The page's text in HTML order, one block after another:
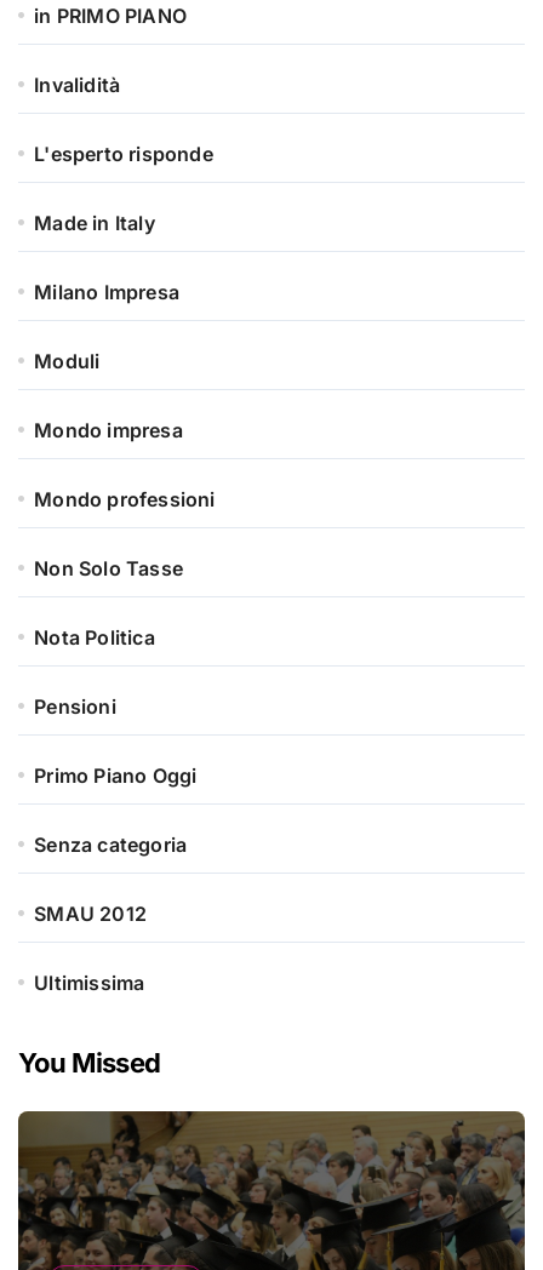
in PRIMO PIANO
Invalidità
L'esperto risponde
Made in Italy
Milano Impresa
Moduli
Mondo impresa
Mondo professioni
Non Solo Tasse
Nota Politica
Pensioni
Primo Piano Oggi
Senza categoria
SMAU 2012
Ultimissima
You Missed